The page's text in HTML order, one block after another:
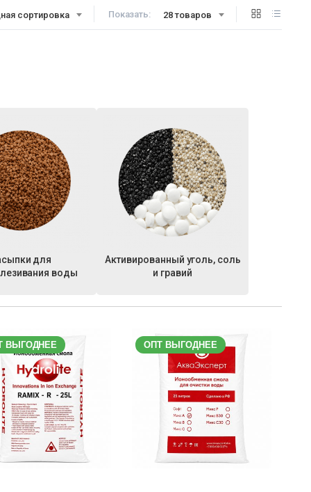
сортировка Показать: 28 товаров
для
воды
Активированный уголь, соль
и гравий
ВЫГОДНЕЕ ОПТ ВЫГОДНЕЕ